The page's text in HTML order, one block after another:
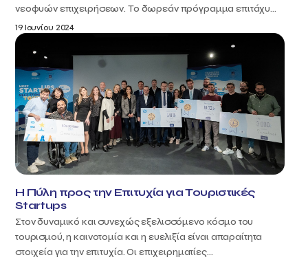
νεοφυών επιχειρήσεων. Το δωρεάν πρόγραμμα επιτάχυ...
19 Ιουνίου 2024
Η Πύλη προς την Επιτυχία για Τουριστικές
Startups
Στον δυναμικό και συνεχώς εξελισσόμενο κόσμο του
τουρισμού, η καινοτομία και η ευελιξία είναι απαραίτητα
στοιχεία για την επιτυχία. Οι επιχειρηματίες...